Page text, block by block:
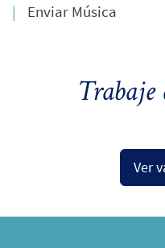
Enviar Música
Trabaje
Ver